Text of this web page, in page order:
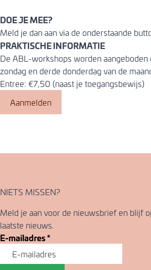
DOE JE MEE?
Meld je dan aan via de onderstaande
PRAKTISCHE INFORMATIE
De ABL-workshops worden aangeboden
zondag en derde donderdag van de
Entree: €7,50 (naast je toegangsbewijs)
Aanmelden
NIETS MISSEN?
Meld je aan voor de nieuwsbrief en blijf
laatste nieuws.
E-mailadres*